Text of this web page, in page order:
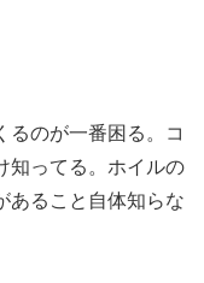
るのが一番困る。コ
知ってる。ホイルの
あること自体知らな